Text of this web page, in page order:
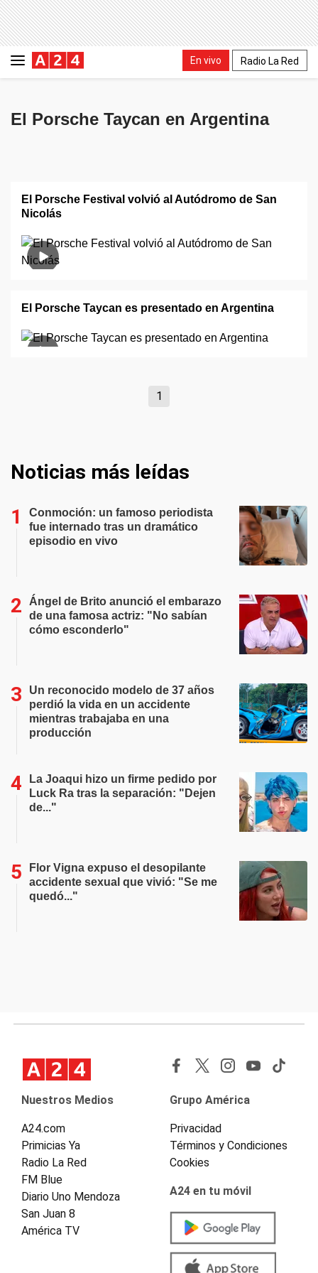
En vivo Radio La Red
El Porsche Taycan en Argentina
El Porsche Festival volvió al Autódromo de San
Nicolás
El Porsche Taycan es presentado en Argentina
1
Noticias más leídas
Conmoción: un famoso periodista
fue internado tras un dramático
episodio en vivo
Ángel de Brito anunció el embarazo
de una famosa actriz: "No sabían
cómo esconderlo"
Un reconocido modelo de 37 años
perdió la vida en un accidente
mientras trabajaba en una
producción
La Joaqui hizo un firme pedido por
Luck Ra tras la separación: "Dejen
de..."
Flor Vigna expuso el desopilante
accidente sexual que vivió: "Se me
quedó..."
Nuestros Medios
A24.com
Primicias Ya
Radio La Red
FM Blue
Diario Uno Mendoza
San Juan 8
América TV
Grupo América
Privacidad
Términos y Condiciones
Cookies
A24 en tu móvil